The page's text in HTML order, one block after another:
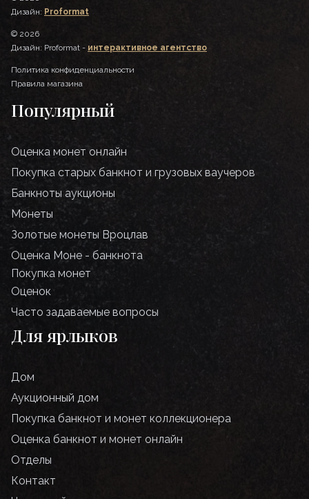
Дизайн: Proformat
© 2026
Дизайн: Proformat - интерактивное агентство
Политика конфиденциальности
Правила магазина
Популярный
Оценка монет онлайн
Покупка старых банкнот и грузовых ваучеров
Банкноты аукционы
Монеты
Золотые монеты Вроцлав
Оценка Моне - банкнота
Покупка монет
Оценок
Часто задаваемые вопросы
Для ярлыков
Дом
Аукционный дом
Покупка банкнот и монет коллекционера
Оценка банкнот и монет онлайн
Отделы
Контакт